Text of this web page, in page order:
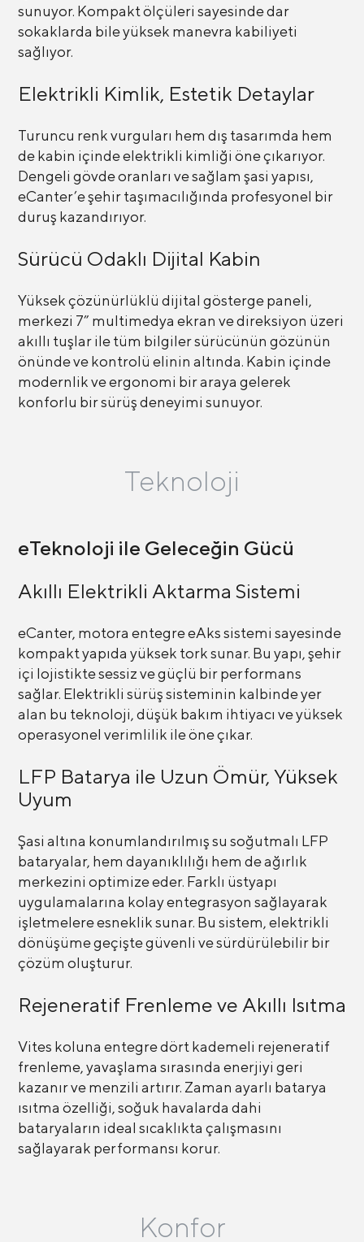
sunuyor. Kompakt ölçüleri sayesinde dar
sokaklarda bile yüksek manevra kabiliyeti
sağlıyor.
Elektrikli Kimlik, Estetik Detaylar
Turuncu renk vurguları hem dış tasarımda hem
de kabin içinde elektrikli kimliği öne çıkarıyor.
Dengeli gövde oranları ve sağlam şasi yapısı,
eCanter’e şehir taşımacılığında profesyonel bir
duruş kazandırıyor.
Sürücü Odaklı Dijital Kabin
Yüksek çözünürlüklü dijital gösterge paneli,
merkezi 7” multimedya ekran ve direksiyon üzeri
akıllı tuşlar ile tüm bilgiler sürücünün gözünün
önünde ve kontrolü elinin altında. Kabin içinde
modernlik ve ergonomi bir araya gelerek
konforlu bir sürüş deneyimi sunuyor.
Teknoloji
eTeknoloji ile Geleceğin Gücü
Akıllı Elektrikli Aktarma Sistemi
eCanter, motora entegre eAks sistemi sayesinde
kompakt yapıda yüksek tork sunar. Bu yapı, şehir
içi lojistikte sessiz ve güçlü bir performans
sağlar. Elektrikli sürüş sisteminin kalbinde yer
alan bu teknoloji, düşük bakım ihtiyacı ve yüksek
operasyonel verimlilik ile öne çıkar.
LFP Batarya ile Uzun Ömür, Yüksek
Uyum
Şasi altına konumlandırılmış su soğutmalı LFP
bataryalar, hem dayanıklılığı hem de ağırlık
merkezini optimize eder. Farklı üstyapı
uygulamalarına kolay entegrasyon sağlayarak
işletmelere esneklik sunar. Bu sistem, elektrikli
dönüşüme geçişte güvenli ve sürdürülebilir bir
çözüm oluşturur.
Rejeneratif Frenleme ve Akıllı Isıtma
Vites koluna entegre dört kademeli rejeneratif
frenleme, yavaşlama sırasında enerjiyi geri
kazanır ve menzili artırır. Zaman ayarlı batarya
ısıtma özelliği, soğuk havalarda dahi
bataryaların ideal sıcaklıkta çalışmasını
sağlayarak performansı korur.
Konfor